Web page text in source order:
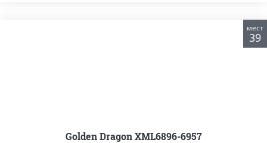
мест
39
Golden Dragon XML6896-6957